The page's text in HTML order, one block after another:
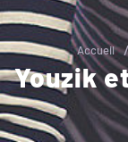
Accueil
Youzik